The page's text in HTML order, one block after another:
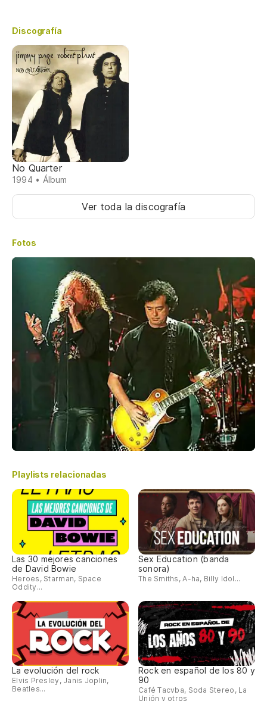
Discografía
No Quarter
1994 • Álbum
Ver toda la discografía
Fotos
Playlists relacionadas
Las 30 mejores canciones
de David Bowie
Heroes, Starman, Space
Oddity...
Sex Education (banda
sonora)
The Smiths, A-ha, Billy Idol...
La evolución del rock
Elvis Presley, Janis Joplin,
Beatles...
Rock en español de los 80 y
90
Café Tacvba, Soda Stereo, La
Unión y otros